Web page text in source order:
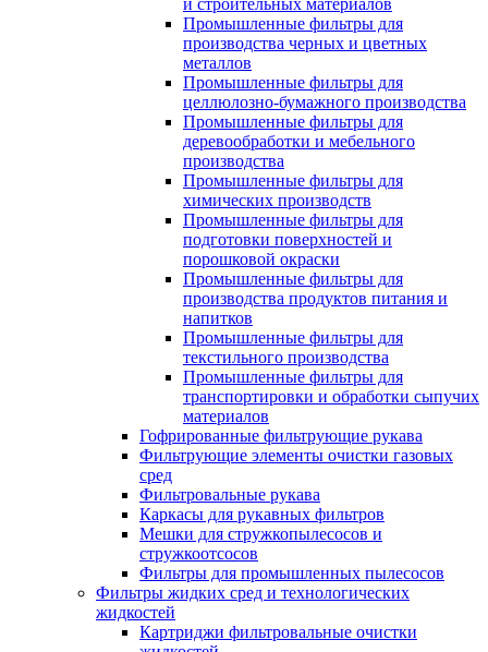
Промышленные фильтры для
производства черных и цветных
металлов
Промышленные фильтры для
целлюлозно-бумажного производства
Промышленные фильтры для
деревообработки и мебельного
производства
Промышленные фильтры для
химических производств
Промышленные фильтры для
подготовки поверхностей и
порошковой окраски
Промышленные фильтры для
производства продуктов питания и
напитков
Промышленные фильтры для
текстильного производства
Промышленные фильтры для
транспортировки и обработки сыпучих
материалов
Гофрированные фильтрующие рукава
Фильтрующие элементы очистки газовых
сред
Фильтровальные рукава
Каркасы для рукавных фильтров
Мешки для стружкопылесосов и
стружкоотсосов
Фильтры для промышленных пылесосов
Фильтры жидких сред и технологических
жидкостей
Картриджи фильтровальные очистки